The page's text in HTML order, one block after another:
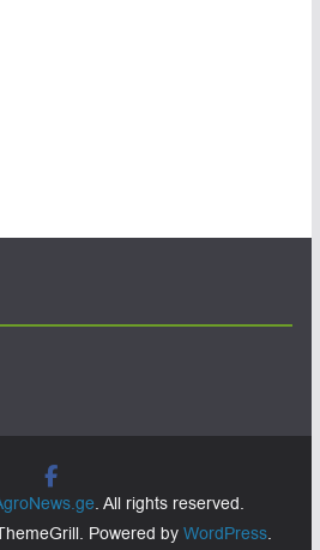
. All rights reserved.
Powered byWordPress.